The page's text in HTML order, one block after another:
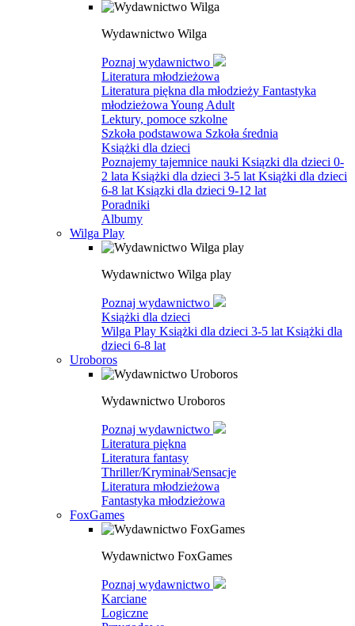
Wydawnictwo Wilga
Poznaj wydawnictwo
Literatura młodzieżowa
Literatura piękna dla młodzieży Fantastyka
młodzieżowa Young Adult
Lektury, pomoce szkolne
Szkoła podstawowa Szkoła średnia
Książki dla dzieci
Poznajemy tajemnice nauki Ksiązki dla dzieci 0-
2 lata Książki dla dzieci 3-5 lat Książki dla dzieci
6-8 lat Ksiązki dla dzieci 9-12 lat
Poradniki
Albumy
Wilga Play
Wydawnictwo Wilga play
Poznaj wydawnictwo
Książki dla dzieci
Wilga Play Książki dla dzieci 3-5 lat Książki dla
dzieci 6-8 lat
Uroboros
Wydawnictwo Uroboros
Poznaj wydawnictwo
Literatura piękna
Literatura fantasy
Thriller/Kryminał/Sensacje
Literatura młodzieżowa
Fantastyka młodzieżowa
FoxGames
Wydawnictwo FoxGames
Poznaj wydawnictwo
Karciane
Logiczne